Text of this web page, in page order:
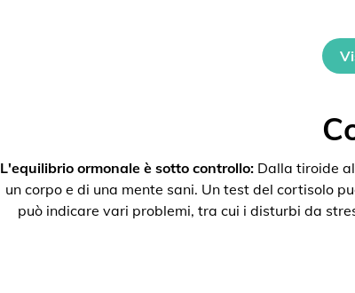
L'equilibrio ormonale è sotto controllo: Dalla tiroide
un corpo e di una mente sani. Un test del cortisolo
può indicare vari problemi, tra cui i disturbi da